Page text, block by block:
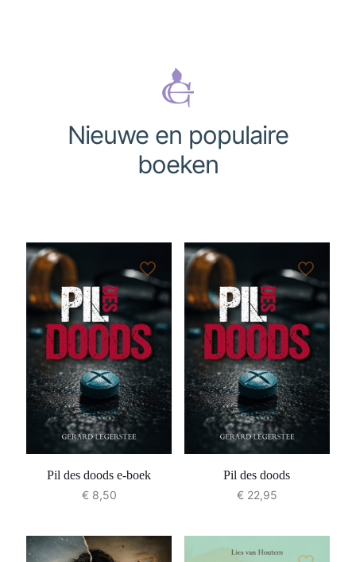
Nieuwe en populaire
boeken
Pil des doods e-boek
€8,50
Pil des doods
€22,95